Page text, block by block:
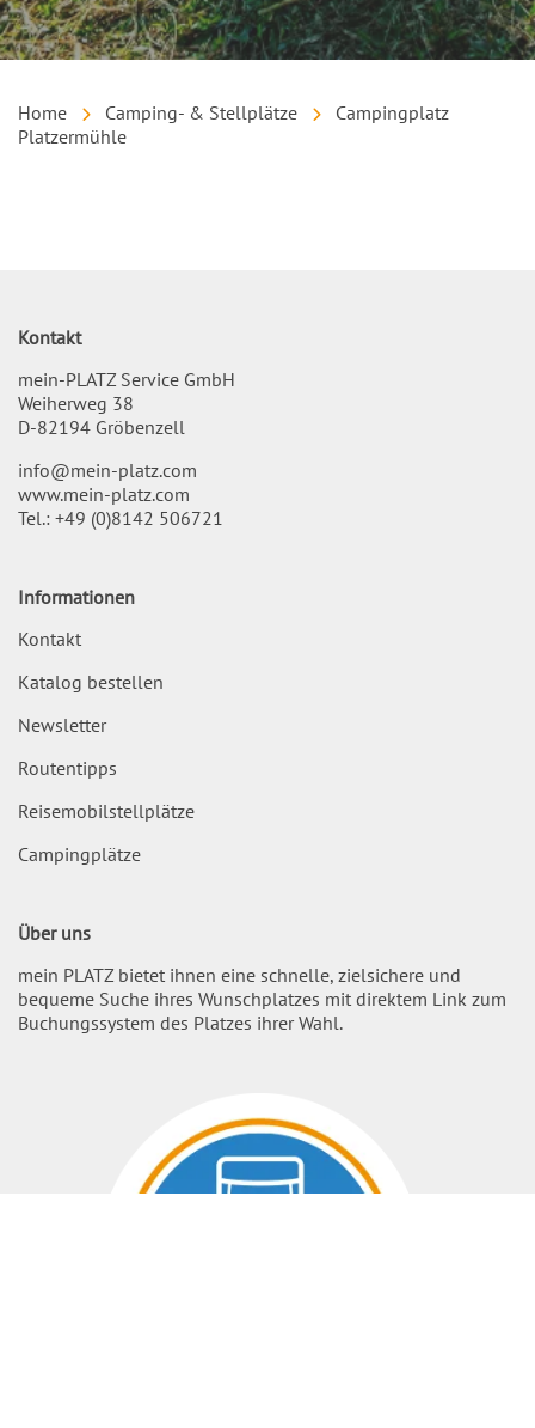
Home Camping- & Stellplätze
Campingplatz
Platzermühle
Kontakt
mein-PLATZ Service GmbH
Weiherweg 38
D-82194 Gröbenzell
info@mein-platz.com
www.mein-platz.com
Tel.: +49 (0)8142 506721
Informationen
Kontakt
Katalog bestellen
Newsletter
Routentipps
Reisemobilstellplätze
Campingplätze
Über uns
mein PLATZ bietet ihnen eine schnelle, zielsichere und
bequeme Suche ihres Wunschplatzes mit direktem Link zum
Buchungssystem des Platzes ihrer Wahl.